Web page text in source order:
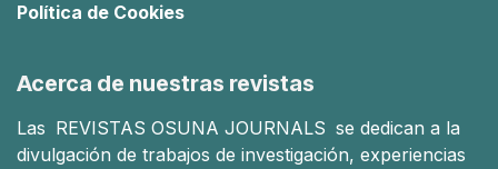
Política de Cookies
Acerca de nuestras revistas
Las REVISTAS OSUNA JOURNALS se dedican a la
divulgación de trabajos de investigación, experiencias